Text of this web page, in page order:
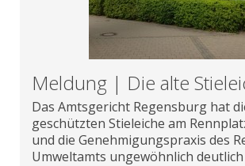
Meldung | Die alte
Das Amtsgericht Regensburg hat
geschützten Stieleiche am
und die Genehmigungspraxis des
Umweltamts ungewöhnlich